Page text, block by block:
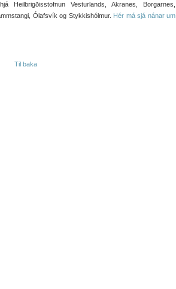
Heilbrigðisstofnun Vesturlands, Akranes, Borgarnes,
Ólafsvík og Stykkishólmur. Hér má sjá nánar um
Til baka